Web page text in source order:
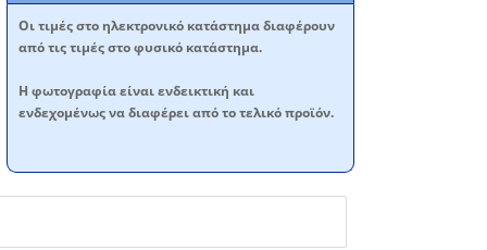
Oι τιμές στο ηλεκτρονικό κατάστημα διαφέρουν
από τις τιμές στο φυσικό κατάστημα.
Η φωτογραφία είναι ενδεικτική και
ενδεχομένως να διαφέρει από το τελικό προϊόν.